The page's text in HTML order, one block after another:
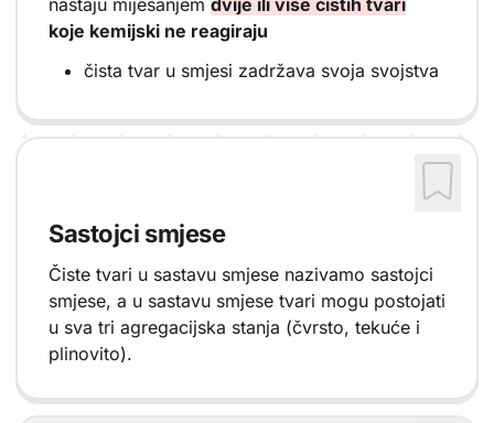
nastaju miješanjem dvije ili više čistih tvari
koje kemijski ne reagiraju
čista tvar u smjesi zadržava svoja svojstva
Sastojci smjese
Čiste tvari u sastavu smjese nazivamo sastojci
smjese, a u sastavu smjese tvari mogu postojati
u sva tri agregacijska stanja (čvrsto, tekuće i
plinovito).